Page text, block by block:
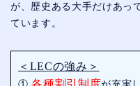
が、歴史ある大手だけあっ
ています。
＜LECの強み＞
各種割引制度